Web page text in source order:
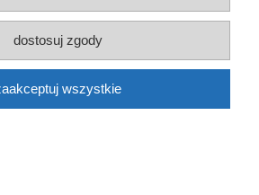
classic spray D-002 Ivory
dostosuj zgody
wszystkie